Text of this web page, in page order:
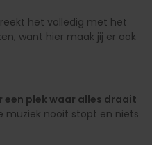
het volledig met het
want hier maak jij er ook
een plek waar alles draait
muziek nooit stopt en niets